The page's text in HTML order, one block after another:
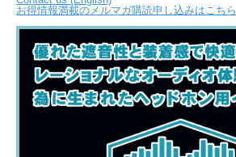
お得情報満載のメルマガ購読申し込みはこちら